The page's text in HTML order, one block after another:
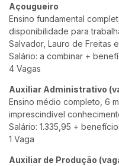
Açougueiro
Ensino fundamental
disponibilidade para
Salvador, Lauro de Freitas
Salário: a combinar +
4 Vagas
Auxiliar Administrativo
Ensino médio completo, 6
imprescindível
Salário: 1.335,95 +
1 Vaga
Auxiliar de Produção